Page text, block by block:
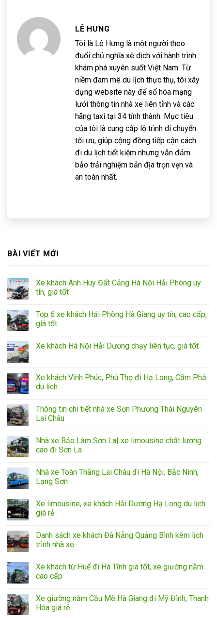
LÊ HƯNG
Tôi là Lê Hưng là một người theo
đuổi chủ nghĩa xê dịch với hành trình
khám phá xuyên suốt Việt Nam. Từ
niềm đam mê du lịch thực thụ, tôi xây
dựng website này để số hóa mạng
lưới thông tin nhà xe liên tỉnh và các
hãng taxi tại 34 tỉnh thành. Mục tiêu
của tôi là cung cấp lộ trình di chuyển
tối ưu, giúp cộng đồng tiếp cận cách
đi du lịch tiết kiệm nhưng vẫn đảm
bảo trải nghiệm bản địa trọn vẹn và
an toàn nhất.
BÀI VIẾT MỚI
Xe khách Anh Huy Đất Cảng Hà Nội Hải Phòng uy
tín, giá tốt
Top 6 xe khách Hải Phòng Hà Giang uy tín, cao cấp,
giá tốt
Xe khách Hà Nội Hải Dương chạy liên tục, giá tốt
Xe khách Vĩnh Phúc, Phú Thọ đi Hạ Long, Cẩm Phả
du lịch
Thông tin chi tiết nhà xe Sơn Phương Thái Nguyên
Lai Châu
Nhà xe Bảo Lâm Sơn La| xe limousine chất lượng
cao đi Sơn La
Nhà xe Toàn Thắng Lai Châu đi Hà Nội, Bắc Ninh,
Lạng Sơn
Xe limousine, xe khách Hải Dương Hạ Long du lịch
giá rẻ
Danh sách xe khách Đà Nẵng Quảng Bình kèm lịch
trình nhà xe
Xe khách từ Huế đi Hà Tĩnh giá tốt, xe giường nằm
cao cấp
Xe giường nằm Cầu Mè Hà Giang đi Mỹ Đình, Thanh
Hóa giá rẻ